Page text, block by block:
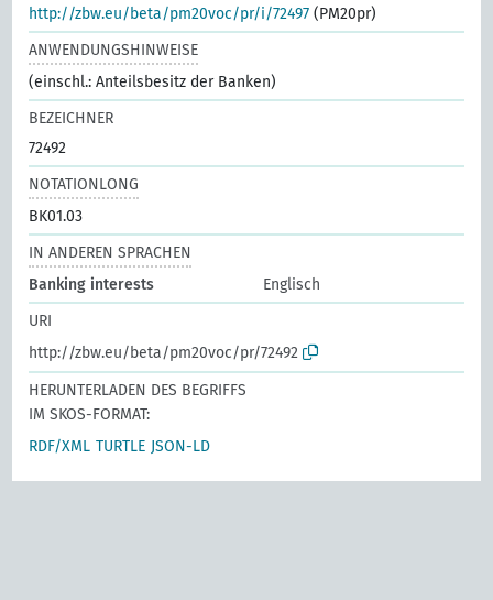
http://zbw.eu/beta/pm20voc/pr/i/72497 (PM20pr)
ANWENDUNGSHINWEISE
(einschl.: Anteilsbesitz der Banken)
BEZEICHNER
72492
NOTATIONLONG
BK01.03
IN ANDEREN SPRACHEN
Banking interests
Englisch
URI
http://zbw.eu/beta/pm20voc/pr/72492
HERUNTERLADEN DES BEGRIFFS
IM SKOS-FORMAT:
RDF/XML TURTLE JSON-LD